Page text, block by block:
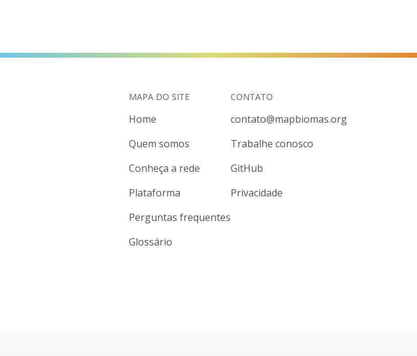
MAPA DO SITE
Home
Quem somos
Conheça a rede
Plataforma
Perguntas frequentes
Glossário
CONTATO
contato@mapbiomas.org
Trabalhe conosco
GitHub
Privacidade